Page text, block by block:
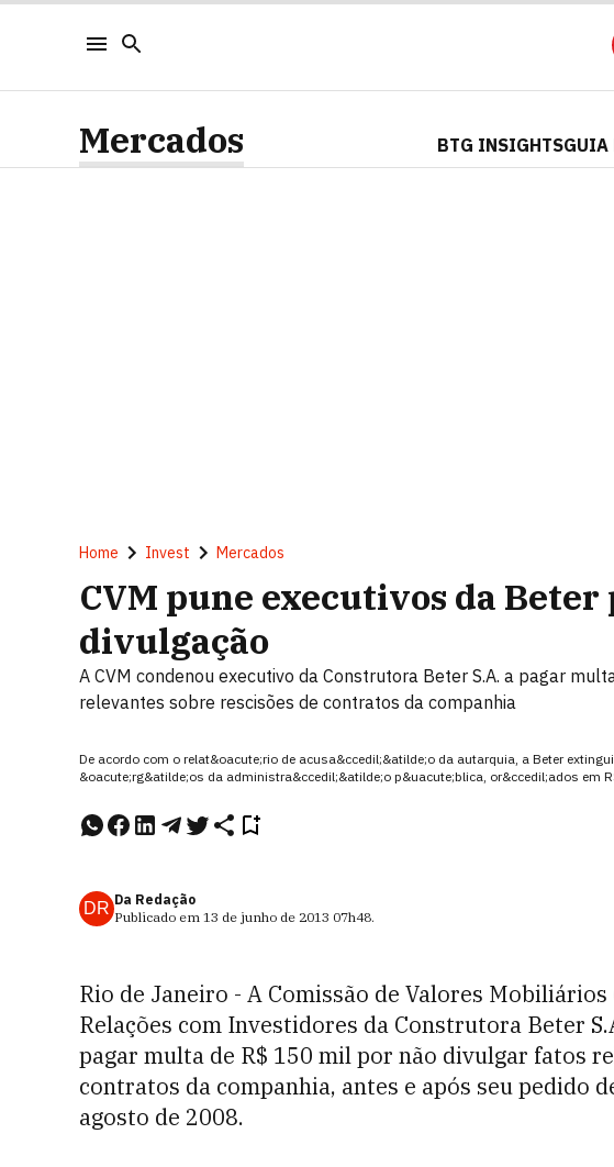
Mercados BTG INSIGHTSGUIA
Home Invest Mercados
CVM pune executivos da
divulgação
A CVM condenou executivo da Construtora Beter S.A. a pagar
relevantes sobre rescisões de contratos da companhia
De acordo com o relat&oacute;rio de acusa&ccedil;&atilde;o da autarquia, a Beter
&oacute;rg&atilde;os da administra&ccedil;&atilde;o p&uacute;blica, or&ccedil;ados em
DR Da Redação
Publicado em 13 de junho de 2013 07h48.
Rio de Janeiro - A Comissão de Valores Mobiliários
Relações com Investidores da Construtora Beter
pagar multa de R$ 150 mil por não divulgar fatos
contratos da companhia, antes e após seu pedido
agosto de 2008.